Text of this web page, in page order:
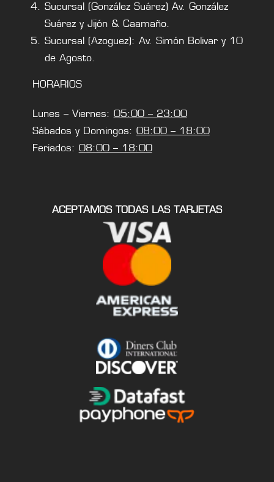
Sucursal (González Suárez) Av. González
Suárez y Jijón & Caamaño.
Sucursal (Azoguez): Av. Simón Bolivar y 10
de Agosto.
HORARIOS
Lunes – Viernes: 05:00 – 23:00
Sábados y Domingos: 08:00 – 18:00
Feriados: 08:00 – 18:00
ACEPTAMOS TODAS LAS TARJETAS